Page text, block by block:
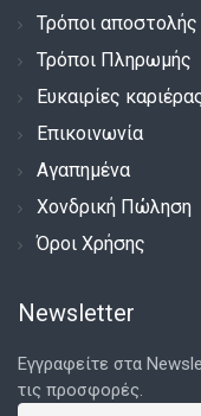
Τρόποι αποστολής
Τρόποι Πληρωμής
Ευκαιρίες
Επικοινωνία
Αγαπημένα
Χονδρική Πώληση
Όροι Χρήσης
Newsletter
Εγγραφείτε στα
τις προσφορές.